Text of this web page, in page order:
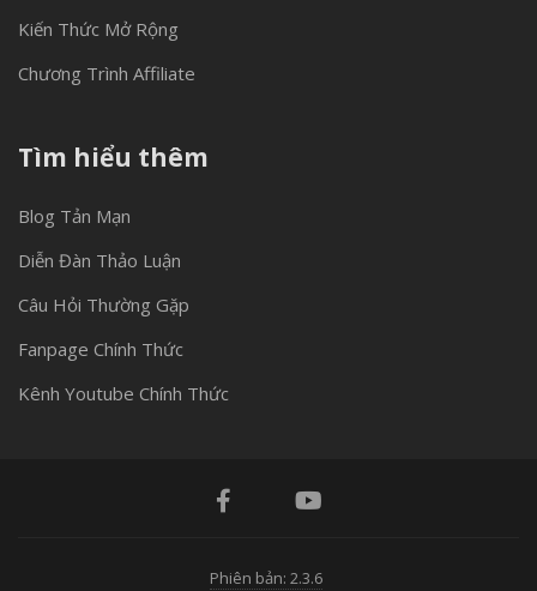
Kiến Thức Mở Rộng
Chương Trình Affiliate
Tìm hiểu thêm
Blog Tản Mạn
Diễn Đàn Thảo Luận
Câu Hỏi Thường Gặp
Fanpage Chính Thức
Kênh Youtube Chính Thức
Phiên bản: 2.3.6